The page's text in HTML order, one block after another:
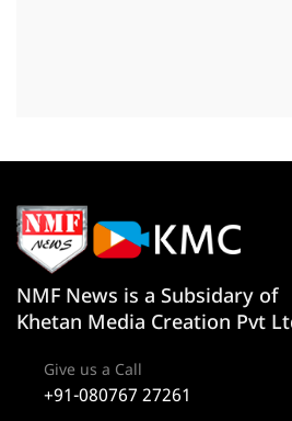
NMF News is a Subsidary of
Khetan Media Creation Pvt
Give us a Call
+91-080767 27261